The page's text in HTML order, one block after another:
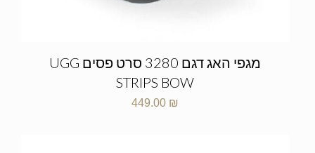
מגפי האג דגם 3280 סרט פסים UGG
STRIPS BOW
449.00 ₪